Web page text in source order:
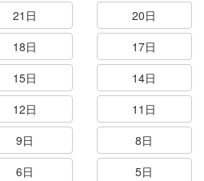
21日
20日
18日
17日
15日
14日
12日
11日
9日
8日
6日
5日